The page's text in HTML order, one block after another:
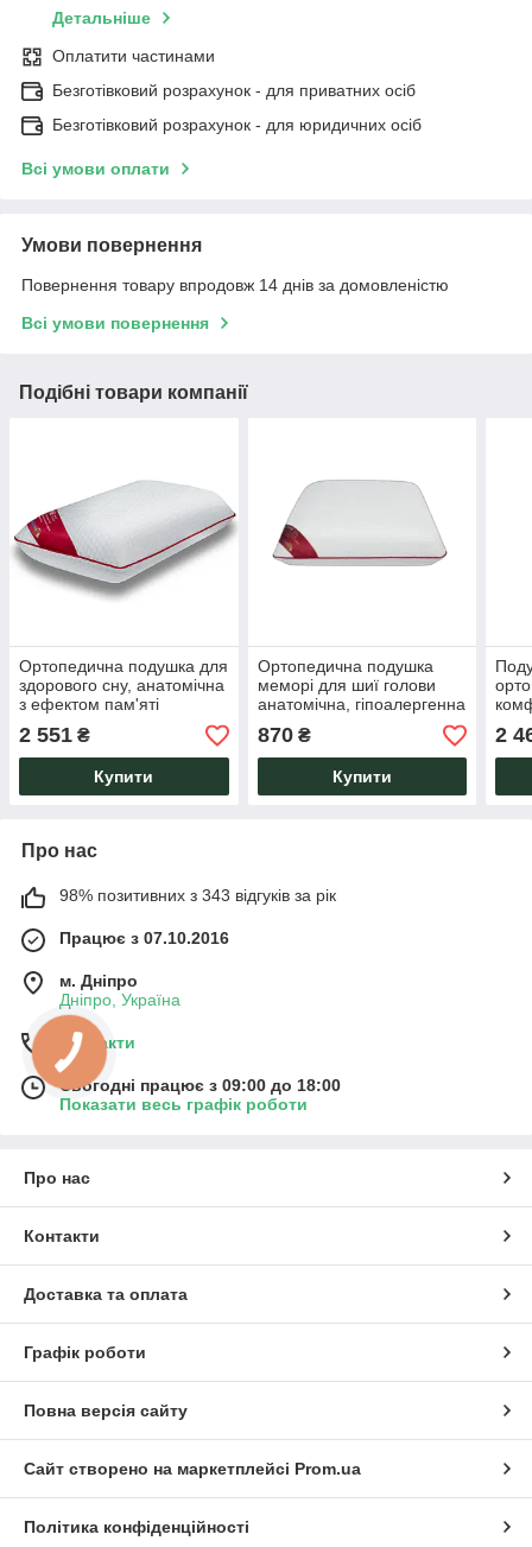
Детальніше
Оплатити частинами
Безготівковий розрахунок - для приватних осіб
Безготівковий розрахунок - для юридичних осіб
Всі умови оплати
Умови повернення
Повернення товару впродовж 14 днів за домовленістю
Всі умови повернення
Подібні товари компанії
Ортопедична подушка для
здорового сну, анатомічна
з ефектом пам'яті
59х43х10 см Noble
Sweeten M HighFoam
2 551 ₴
Купити
Ортопедична подушка
меморі для шиї голови
анатомічна, гіпоалергенна
для сну Sweeten Mini
HighFoam
870₴
Купити
для
2
Про нас
98% позитивних з 343 відгуків за рік
Працює з 07.10.2016
м. Дніпро
Дніпро, Україна
Контакти
Сьогодні працює з 09:00 до 18:00
Показати весь графік роботи
Про нас
Контакти
Доставка та оплата
Графік роботи
Повна версія сайту
Сайт створено на маркетплейсі Prom.ua
Політика конфіденційності